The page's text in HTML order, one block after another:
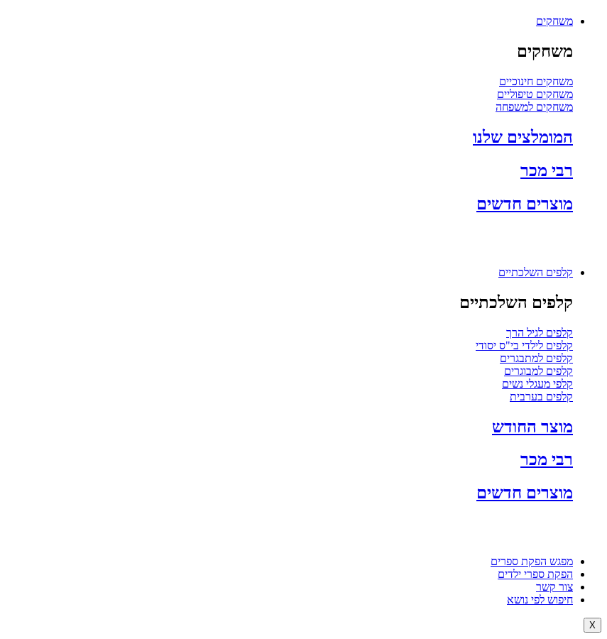
משחקים
משחקים
משחקים חינוכיים
משחקים טיפוליים
משחקים למשפחה
המומלצים שלנו
רבי מכר
מוצרים חדשים
קלפים השלכתיים
קלפים השלכתיים
קלפים לגיל הרך
קלפים לילדי בי"ס יסודי
קלפים למתבגרים
קלפים למבוגרים
קלפי מעגלי נשים
קלפים בערבית
מוצר החודש
רבי מכר
מוצרים חדשים
מפגש הפקת ספרים
הפקת ספרי ילדים
צור קשר
חיפוש לפי נושא
X